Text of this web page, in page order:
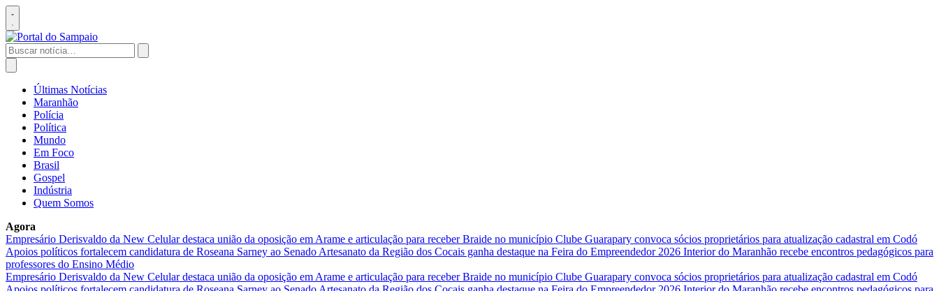
Pular
para
o
conteúdo
Abrir
menu
Buscar
por:
Abrir
buscaÚltimas Notícias
Maranhão
Polícia
Política
Mundo
Em Foco
Brasil
Gospel
Indústria
Quem Somos
Agora
Empresário Derisvaldo da New Celular destaca união da oposição em Arame e articulação para receber Braide no município Clube Guarapary convoca sócios proprietários para atualização cadastral em Codó
Apoios políticos fortalecem candidatura de Roseana Sarney ao Senado Artesanato da Região dos Cocais ganha destaque na Feira do Empreendedor 2026 Interior do Maranhão recebe encontros pedagógicos para
professores do Ensino Médio
Empresário Derisvaldo da New Celular destaca união da oposição em Arame e articulação para receber Braide no município Clube Guarapary convoca sócios proprietários para atualização cadastral em Codó